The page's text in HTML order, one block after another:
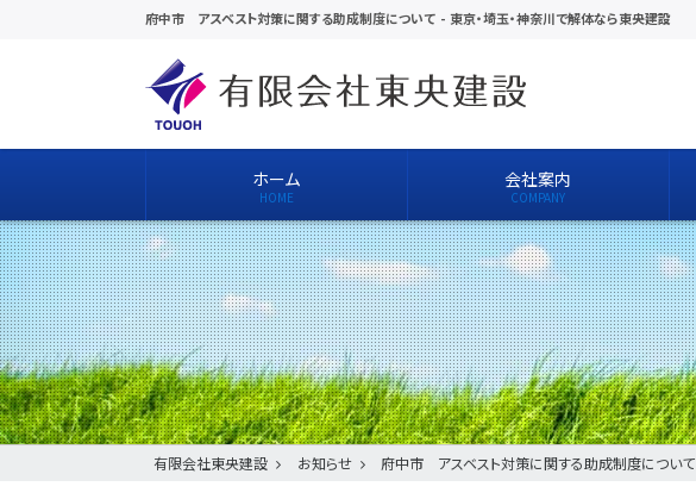
府中市 アスベスト対策に関する助成制度について - 東京・埼玉・神奈川で解体なら東央建設
ホーム 会社案内
有限会社東央建設 お知らせ 府中市 アスベスト対策に関する助成制度について